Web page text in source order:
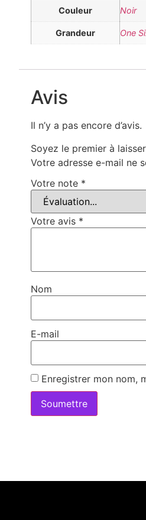
Couleur Noir
Grandeur One
Avis
Il n’y a pas encore d’avis.
Soyez le premier à
Votre adresse e-mail ne
Votre note *
Votre avis *
Nom
E-mail
Enregistrer mon nom,